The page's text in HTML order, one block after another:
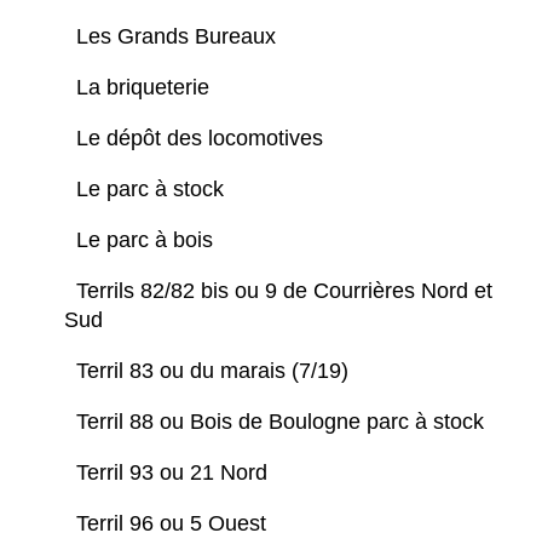
Les Grands Bureaux
La briqueterie
Le dépôt des locomotives
Le parc à stock
Le parc à bois
Terrils 82/82 bis ou 9 de Courrières Nord et
Sud
Terril 83 ou du marais (7/19)
Terril 88 ou Bois de Boulogne parc à stock
Terril 93 ou 21 Nord
Terril 96 ou 5 Ouest